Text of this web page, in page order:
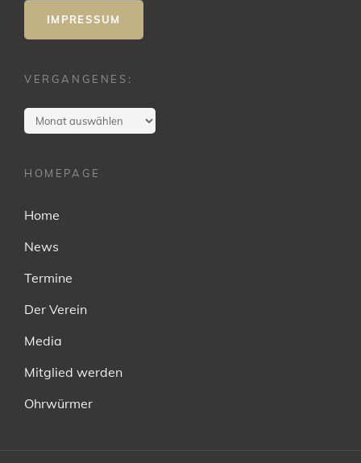
IMPRESSUM
VERGANGENES:
Vergangenes:
HOMEPAGE
Home
News
Termine
Der Verein
Media
Mitglied werden
Ohrwürmer